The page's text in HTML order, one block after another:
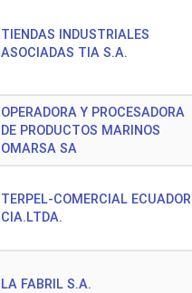
TIENDAS INDUSTRIALES
ASOCIADAS TIA S.A.
OPERADORA Y PROCESADORA
DE PRODUCTOS MARINOS
OMARSA SA
TERPEL-COMERCIAL ECUADOR
CIA.LTDA.
LA FABRIL S.A.